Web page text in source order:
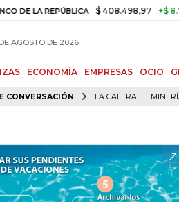
REPÚBLICA $ 408.498,97 +$ 8.753,81
AGOSTO DE 2026
ECONOMÍA EMPRESAS OCIO
CONVERSACIÓN LA CALERA